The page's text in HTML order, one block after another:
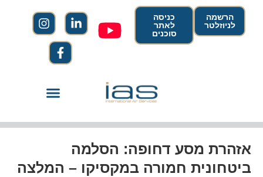
הרשמה
לניוזלטר
כניסה
לאתר
סוכנים
אזהרת מסע דחופה: הסלמה
ביטחונית חמורה במקסיקו – המלצה